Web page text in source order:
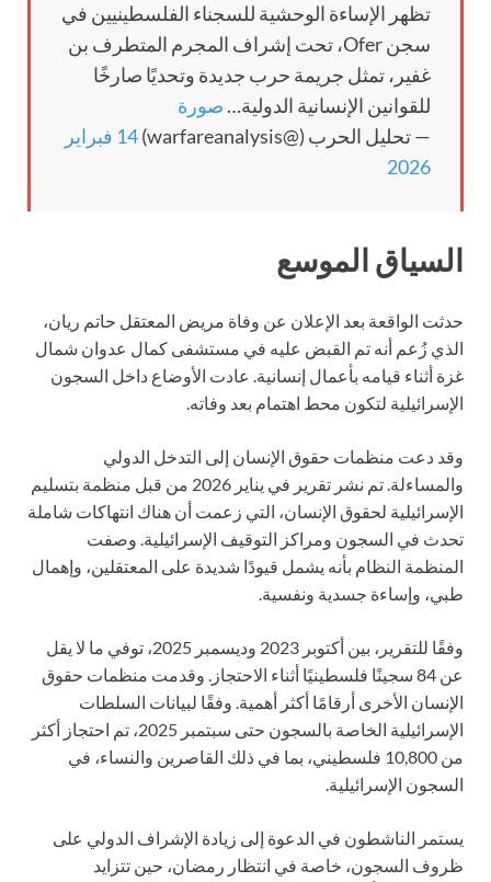
تظهر الإساءة الوحشية للسجناء الفلسطينيين في
سجن Ofer، تحت إشراف المجرم المتطرف بن
غفير، تمثل جريمة حرب جديدة وتحديًا صارخًا
للقوانين الإنسانية الدولية… صورة
— تحليل الحرب (@warfareanalysis)
14 فبراير
2026
السياق الموسع
حدثت الواقعة بعد الإعلان عن وفاة مريض المعتقل حاتم ريان،
الذي زُعم أنه تم القبض عليه في مستشفى كمال عدوان شمال
غزة أثناء قيامه بأعمال إنسانية. عادت الأوضاع داخل السجون
الإسرائيلية لتكون محط اهتمام بعد وفاته.
وقد دعت منظمات حقوق الإنسان إلى التدخل الدولي
والمساءلة. تم نشر تقرير في يناير 2026 من قبل منظمة بتسليم
الإسرائيلية لحقوق الإنسان، التي زعمت أن هناك انتهاكات شاملة
تحدث في السجون ومراكز التوقيف الإسرائيلية. وصفت
المنظمة النظام بأنه يشمل قيودًا شديدة على المعتقلين، وإهمال
طبي، وإساءة جسدية ونفسية.
وفقًا للتقرير، بين أكتوبر 2023 وديسمبر 2025، توفي ما لا يقل
عن 84 سجينًا فلسطينيًا أثناء الاحتجاز. وقدمت منظمات حقوق
الإنسان الأخرى أرقامًا أكثر أهمية. وفقًا لبيانات السلطات
الإسرائيلية الخاصة بالسجون حتى سبتمبر 2025، تم احتجاز أكثر
من 10,800 فلسطيني، بما في ذلك القاصرين والنساء، في
السجون الإسرائيلية.
يستمر الناشطون في الدعوة إلى زيادة الإشراف الدولي على
ظروف السجون، خاصة في انتظار رمضان، حين تتزايد